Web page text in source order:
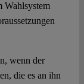
Wahlsystem
wenn der
die es an ihn